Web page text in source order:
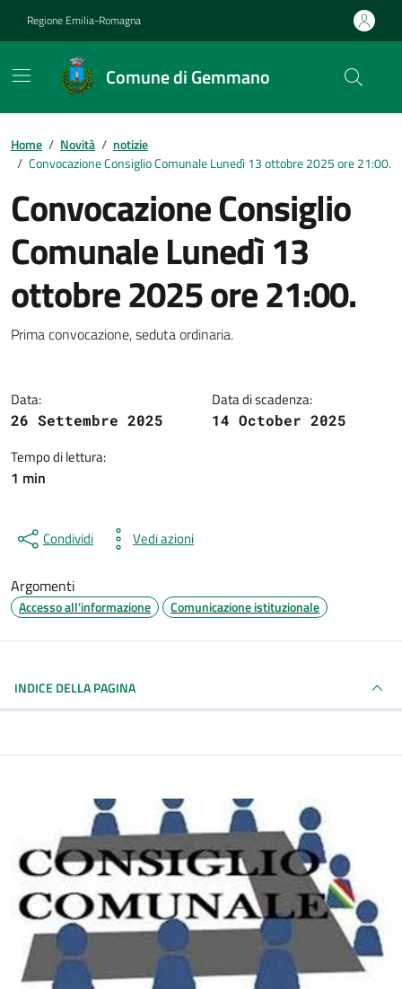
Regione Emilia-Romagna
Comune di Gemmano
Contenuti in evidenza
Home / Novità / notizie
/ Convocazione Consiglio Comunale Lunedì 13 ottobre 2025 ore 21:00.
Convocazione Consiglio
Comunale Lunedì 13
ottobre 2025 ore 21:00.
Dettagli della notizia
Prima convocazione, seduta ordinaria.
Data:
26 Settembre 2025
Data di scadenza:
14 October 2025
Tempo di lettura:
1 min
Condividi Vedi azioni
Argomenti
Accesso all'informazione Comunicazione istituzionale
INDICE DELLA PAGINA